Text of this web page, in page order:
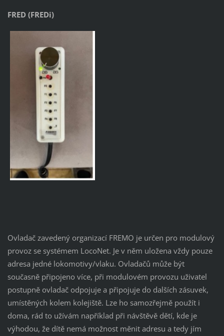
FRED (FREDi)
Ovladač zavedený organizací FREMO je určen pro modulový
provoz se systémem LocoNet. Je v něm uložena vždy pouze
adresa jedné lokomotivy/vlaku. Ovladačů může být
současně připojeno více, při modulovém provozu uživatel
postupně ovladač odpojuje a připojuje do dalších zásuvek,
umístěných kolem kolejiště. Lze ho samozřejmě použít i
doma, rád to užívám například při návštěvě dětí, kde je
výhodou, že dítě nemá možnost měnit adresu a tedy jím